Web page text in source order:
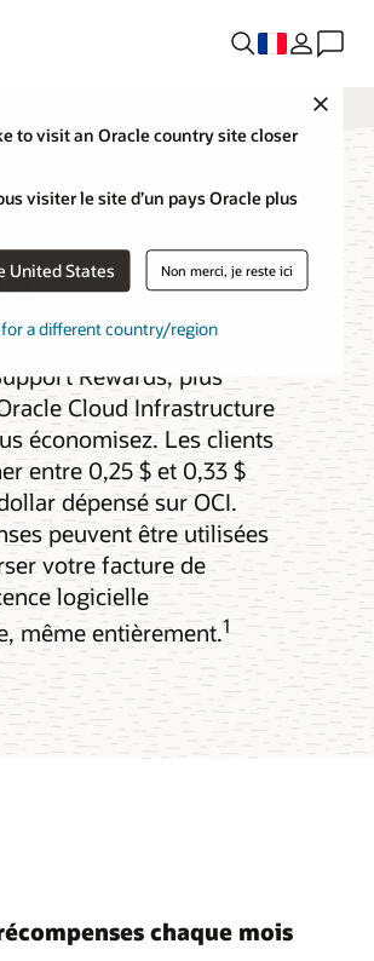
to visit an Oracle country site closer
visiter le site d’un pays Oracle plus
United States Non merci, je reste ici
for a different country/region
Rewards pour
Rewards, plus
Cloud Infrastructure
économisez. Les clients
entre 0,25 $ et 0,33 $
dépensé sur OCI.
peuvent être utilisées
votre facture de
logicielle
même entièrement.1
chaque mois